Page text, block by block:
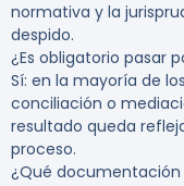
normativa y la
despido.
¿Es obligatorio pasar
Sí: en la mayoría de
conciliación o
resultado queda
proceso.
¿Qué